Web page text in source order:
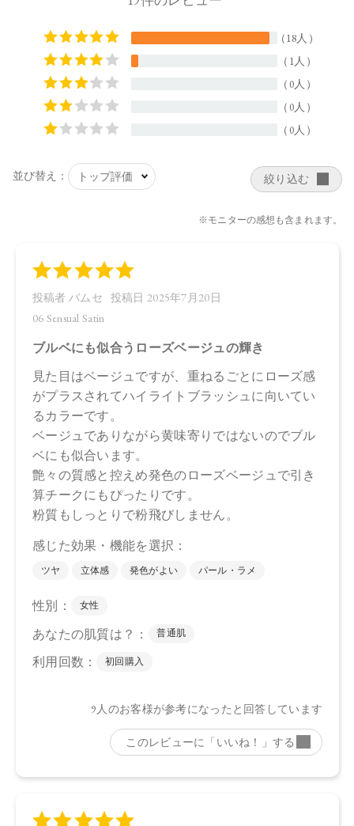
油、トリ（カプリル酸／カプリン酸／ミリスチン酸／ステア
リン酸）グリセリル、シリカ、ラウロイルリシン、セスキイ
ソステアリン酸ソルビタン、ジステアリン酸Al、デヒドロ酢
酸Na、エチルヘキシルグリセリン、カプリル酸グリセリル、
トコフェロール、クロルフェネシン、アルガニアスピノサ核
油、オプンチアフィクスインジカ種子油、オリーブ果実油、
ス、ラベンダー花エキス、酸化チタン、マイカ、酸化鉄、ホ
ウケイ酸（Ca／Al）、赤202、赤226、酸化スズ
タルク、トリ（カプリル酸／カプリン酸）グリセリル、ラウ
ン、ジステアリン酸Al 、デヒドロ酢酸Na、エチルヘキシルグ
リセリン、カプリル酸グリセリル、トコフェロール、クロル
フェネシン、アルガニアスピノサ核油、オプンチアフィクス
インジカ種子油、オリーブ果実油、シリカ、スクワラン、ホ
ンダー花エキス、ホウケイ酸（Ca ／Al）、酸化チタン、アル
ミナ、酸化鉄、グンジョウ、酸化スズ、赤226 、カオリン
【原産国】
【メーカー品番】
店舗でお問い合わせの際には、下記品番をお伝え下さい。
05：4571649065492
06：4571649065508
【店舗発売日】
CosmeKitchen 2025/4/18
※店舗での取り扱いや詳しい在庫状況につきましては、各店
舗にお問い合わせください。
※発売日は予告なく変更する可能性がございます。予めご了
承ください。
商品によっては、お届けまで１～２週間かかる場合がござい
ますので予めご了承ください。
●パッケージはリニューアル等の理由により、写真と異なる場